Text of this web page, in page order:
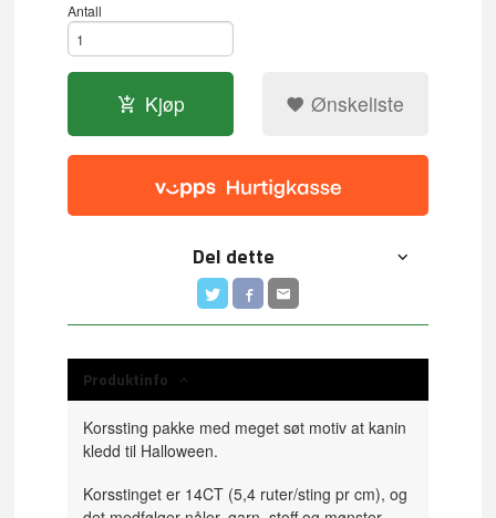
Antall
Kjøp Ønskeliste
Del dette
Produktinfo
Korssting pakke med meget søt motiv at kanin
kledd til Halloween.
Korsstinget er 14CT (5,4 ruter/sting pr cm), og